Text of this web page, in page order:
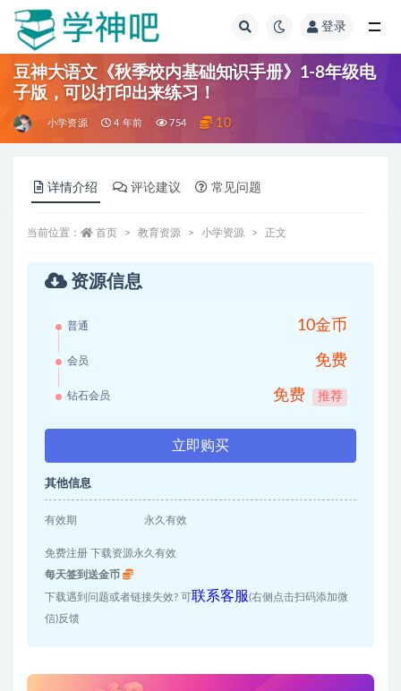
登录
豆神大语文《秋季校内基础知识手册》1-8年级电
子版，可以打印出来练习！
小学资源 4 年前 754 10
详情介绍 评论建议 常见问题
当前位置： 首页 教育资源 小学资源 正文
资源信息
普通 10金币
会员 免费
钻石会员 免费 推荐
立即购买
其他信息
有效期 永久有效
免费注册 下载资源永久有效
每天签到送金币
下载遇到问题或者链接失效? 可 联系客服(右侧点击扫码添加微
信)反馈